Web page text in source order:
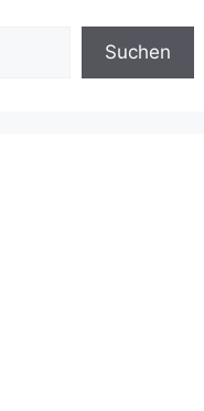
Suchen